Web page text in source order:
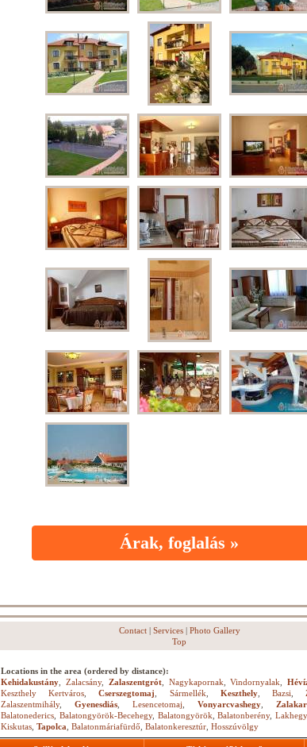
Árak, foglalás »
Contact| Services| Photo Gallery
Top
Locations in the area (ordered by distance):
Kehidakustány
Zalacsány, Zalaszentgrót, Nagykapornak ,Vindornyalak ,
Keszthely Kertváros ,Cserszegtomaj Sármellék Keszthely, Bazsi ,
Zalaszentmihály, Gyenesdiás Lesencetomaj Vonyarcvashegy
Balatonederics Balatongyörök-Becehegy, Balatongyörök ,Balatonberény,Lakhegy
Kiskutas Tapolca Balatonmáriafürdő Balatonkeresztúr Hosszúvölgy